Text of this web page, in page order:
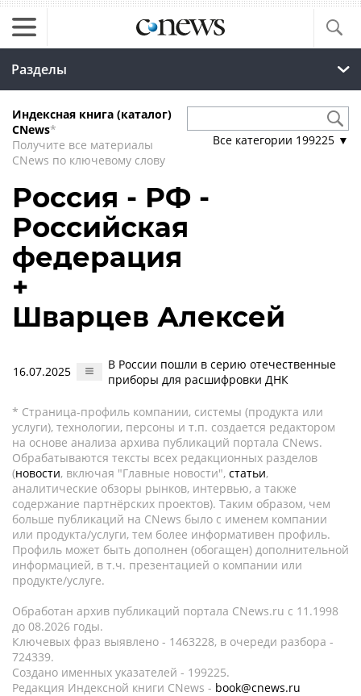
Разделы
Индексная книга (каталог)
CNews*
Получите все материалы
CNews по ключевому слову
Все категории 199225 ▼
Россия - РФ -
Российская
федерация
+
Шварцев Алексей
16.07.2025
В России пошли в серию отечественные
приборы для расшифровки ДНК
* Страница-профиль компании, системы (продукта или
услуги), технологии, персоны и т.п. создается редактором
на основе анализа архива публикаций портала CNews.
Обрабатываются тексты всех редакционных разделов
(новости, включая "Главные новости", статьи,
аналитические обзоры рынков, интервью, а также
содержание партнёрских проектов). Таким образом, чем
больше публикаций на CNews было с именем компании
или продукта/услуги, тем более информативен профиль.
Профиль может быть дополнен (обогащен) дополнительной
информацией, в т.ч. презентацией о компании или
продукте/услуге.
Обработан архив публикаций портала CNews.ru c 11.1998
до 08.2026 годы.
Ключевых фраз выявлено - 1463228, в очереди разбора -
724339.
Создано именных указателей - 199225.
Редакция Индексной книги CNews - book@cnews.ru